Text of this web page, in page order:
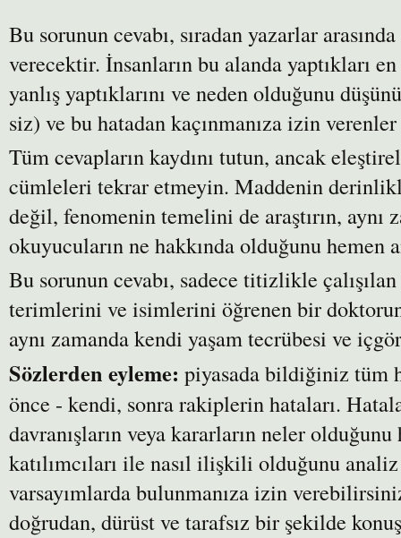
Bu sorunun cevabı, sıradan yazarlar
verecektir. İnsanların bu alanda yaptıkları
yanlış yaptıklarını ve neden olduğunu
siz) ve bu hatadan kaçınmanıza izin
Tüm cevapların kaydını tutun, ancak
cümleleri tekrar etmeyin. Maddenin
değil, fenomenin temelini de araştırın, aynı
okuyucuların ne hakkında olduğunu hemen
Bu sorunun cevabı, sadece titizlikle
terimlerini ve isimlerini öğrenen bir
aynı zamanda kendi yaşam tecrübesi ve
Sözlerden eyleme: piyasada bildiğiniz tüm
önce - kendi, sonra rakiplerin hataları.
davranışların veya kararların neler
katılımcıları ile nasıl ilişkili olduğunu
varsayımlarda bulunmanıza izin
doğrudan, dürüst ve tarafsız bir şekilde